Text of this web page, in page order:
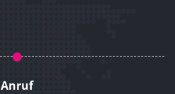
Anruf